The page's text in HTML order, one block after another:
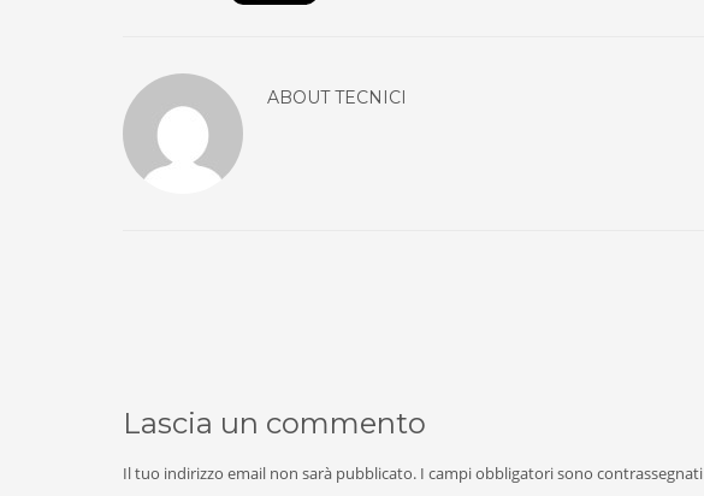
ABOUTTECNICI
Lascia un commento
Il tuo indirizzo email non sarà pubblicato. I campi obbligatori sono contrassegnati